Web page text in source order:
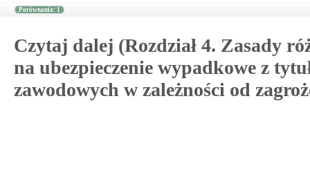
Porównania: 1
Czytaj dalej (Rozdział 4. Zasady
na ubezpieczenie wypadkowe z
zawodowych w zależności od